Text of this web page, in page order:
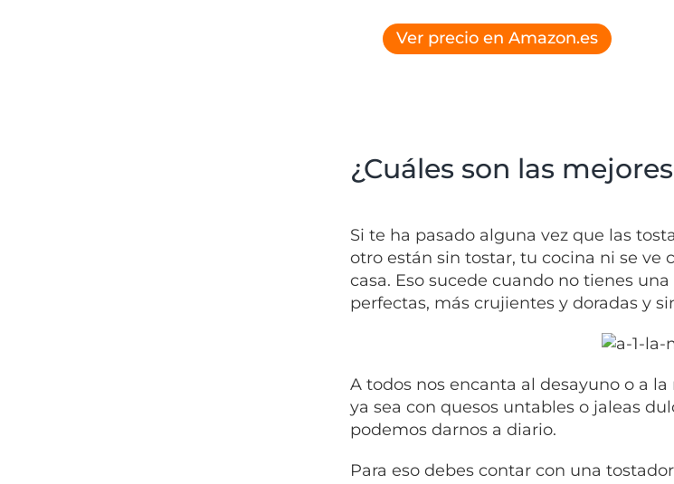
Ver precio en Amazon.es
¿Cuáles son las
Si te ha pasado alguna vez que las
otro están sin tostar, tu cocina ni se ve
casa. Eso sucede cuando no tienes
perfectas, más crujientes y doradas y
A todos nos encanta al desayuno o a
ya sea con quesos untables o jaleas
podemos darnos a diario.
Para eso debes contar con una